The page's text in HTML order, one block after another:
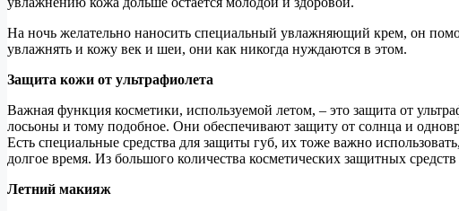
На ночь желательно наносить специальный увлажняющий крем, он
увлажнять и кожу век и шеи, они как никогда нуждаются в этом.
Защита кожи от ультрафиолета
Важная функция косметики, используемой летом, – это защита от
лосьоны и тому подобное. Они обеспечивают защиту от солнца и
Есть специальные средства для защиты губ, их тоже важно
долгое время. Из большого количества косметических защитных
Летний макияж